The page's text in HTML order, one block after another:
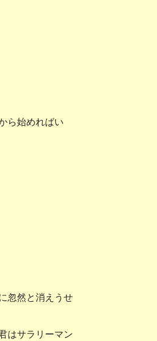
ら始めればい
忽然と消えうせ
はサラリーマン